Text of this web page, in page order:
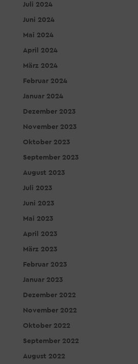
Juli 2024
Juni 2024
Mai 2024
April 2024
März 2024
Februar 2024
Januar 2024
Dezember 2023
November 2023
Oktober 2023
September 2023
August 2023
Juli 2023
Juni 2023
Mai 2023
April 2023
März 2023
Februar 2023
Januar 2023
Dezember 2022
November 2022
Oktober 2022
September 2022
August 2022